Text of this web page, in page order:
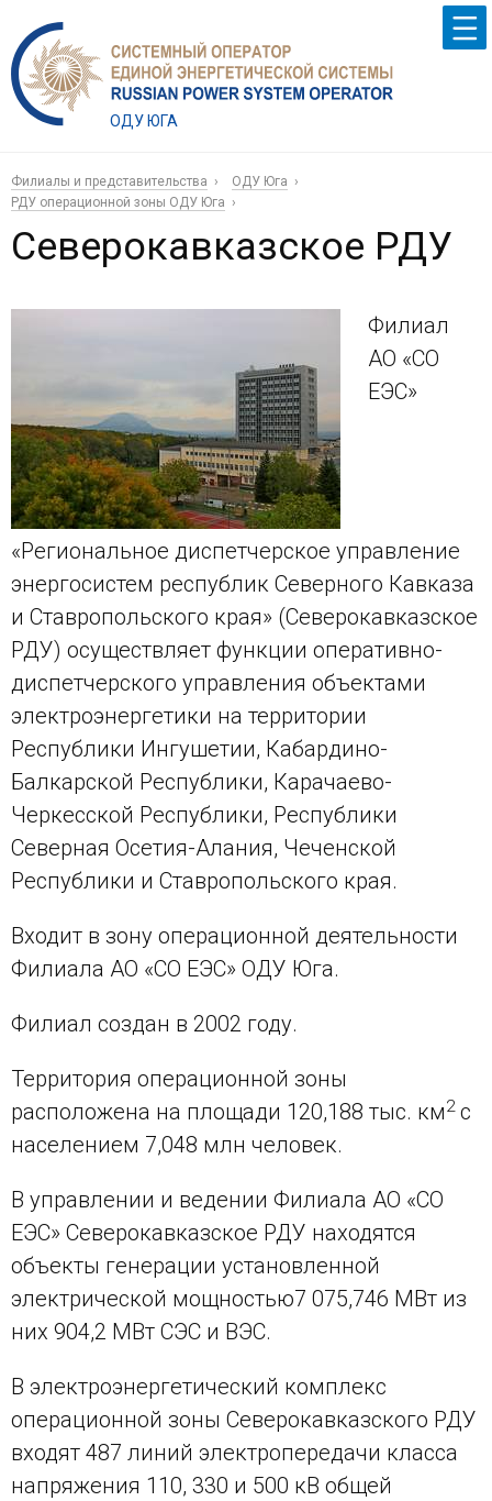
ОДУ ЮГА
Филиалы и представительства
ОДУ Юга
РДУ операционной зоны ОДУ Юга
Северокавказское РДУ
Филиал
АО «СО
ЕЭС»
«Региональное диспетчерское управление
энергосистем республик Северного Кавказа
и Ставропольского края» (Северокавказское
РДУ) осуществляет функции оперативно-
диспетчерского управления объектами
электроэнергетики на территории
Республики Ингушетии, Кабардино-
Балкарской Республики, Карачаево-
Черкесской Республики, Республики
Северная Осетия-Алания, Чеченской
Республики и Ставропольского края.
Входит в зону операционной деятельности
Филиала АО «СО ЕЭС» ОДУ Юга.
Филиал создан в 2002 году.
Территория операционной зоны
расположена на площади 120,188 тыс. км2с
населением 7,048 млн человек.
В управлении и ведении Филиала АО «СО
ЕЭС» Северокавказское РДУ находятся
объекты генерации установленной
электрической мощностью7 075,746 МВт из
них 904,2 МВт СЭС и ВЭС.
В электроэнергетический комплекс
операционной зоны Северокавказского РДУ
входят 487 линий электропередачи класса
напряжения 110, 330 и 500 кВ общей